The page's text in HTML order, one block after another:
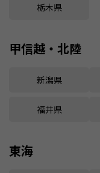
栃木県
甲信越・北陸
新潟県
福井県
東海